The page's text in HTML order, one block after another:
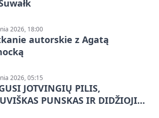
2026, 18:00
autorskie z Agatą
2026, 05:15
JOTVINGIŲ PILIS,
PUNSKAS IR DIDŽIOJI